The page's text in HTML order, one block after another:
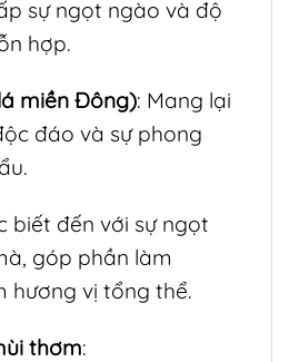
sự ngọt ngào và độ
hợp.
miền Đông): Mang lại
đáo và sự phong
biết đến với sự ngọt
góp phần làm
hương vị tổng thể.
thơm: